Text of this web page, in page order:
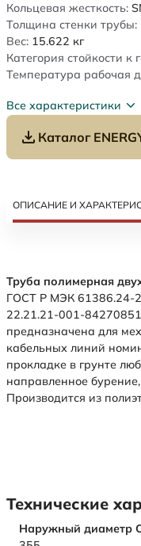
Кольцевая жесткость:
Толщина стенки трубы:
Вес: 15.622 кг
Категория стойкости к
Температура рабочая
Все характеристики
Каталог
ОПИСАНИЕ И
Труба полимерная
ГОСТ Р МЭК 61386.24-
22.21.21-001-
предназначена для
кабельных линий
прокладке в грунте
направленное
Производится из
Технические
Наружный диаметр